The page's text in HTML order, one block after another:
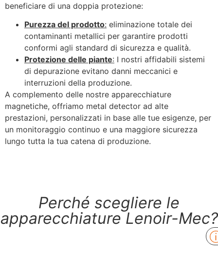
beneficiare di una doppia protezione:
Purezza del prodotto: eliminazione totale dei
contaminanti metallici per garantire prodotti
conformi agli standard di sicurezza e qualità.
Protezione delle piante: I nostri affidabili sistemi
di depurazione evitano danni meccanici e
interruzioni della produzione.
A complemento delle nostre apparecchiature
magnetiche, offriamo metal detector ad alte
prestazioni, personalizzati in base alle tue esigenze, per
un monitoraggio continuo e una maggiore sicurezza
lungo tutta la tua catena di produzione.
Perché scegliere le
apparecchiature Lenoir-Mec?